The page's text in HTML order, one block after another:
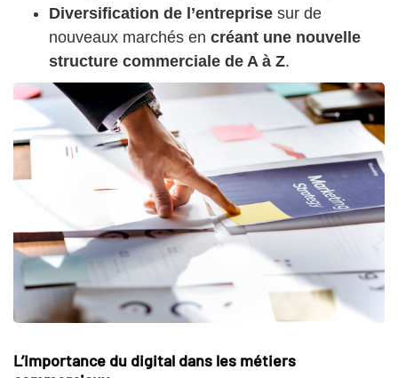
Diversification de l’entreprise sur de
nouveaux marchés en créant une nouvelle
structure commerciale de A à Z.
L’importance du digital dans les métiers